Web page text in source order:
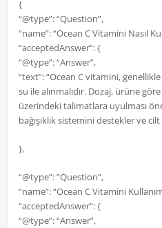
{
“@type”: “Question”,
“name”: “Ocean C Vitamini Nasıl
“acceptedAnswer”: {
“@type”: “Answer”,
“text”: “Ocean C vitamini,
su ile alınmalıdır. Dozaj, ürüne
üzerindeki talimatlara uyulması
bağışıklık sistemini destekler ve cilt
},
“@type”: “Question”,
“name”: “Ocean C Vitamini
“acceptedAnswer”: {
“@type”: “Answer”,